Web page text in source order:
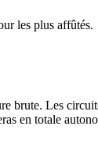
les plus affûtés.
brute. Les
totale